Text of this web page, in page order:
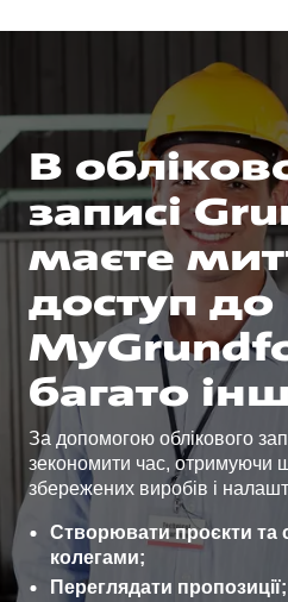
В
записі
маєте
доступ до
багато
За допомогою облікового
зекономити час, отримуючи
збережених виробів і
Створювати проєкти та
колегами;
Переглядати пропозиції;